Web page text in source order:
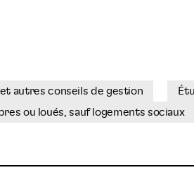
autres conseils de gestion
ou loués, sauf logements sociaux